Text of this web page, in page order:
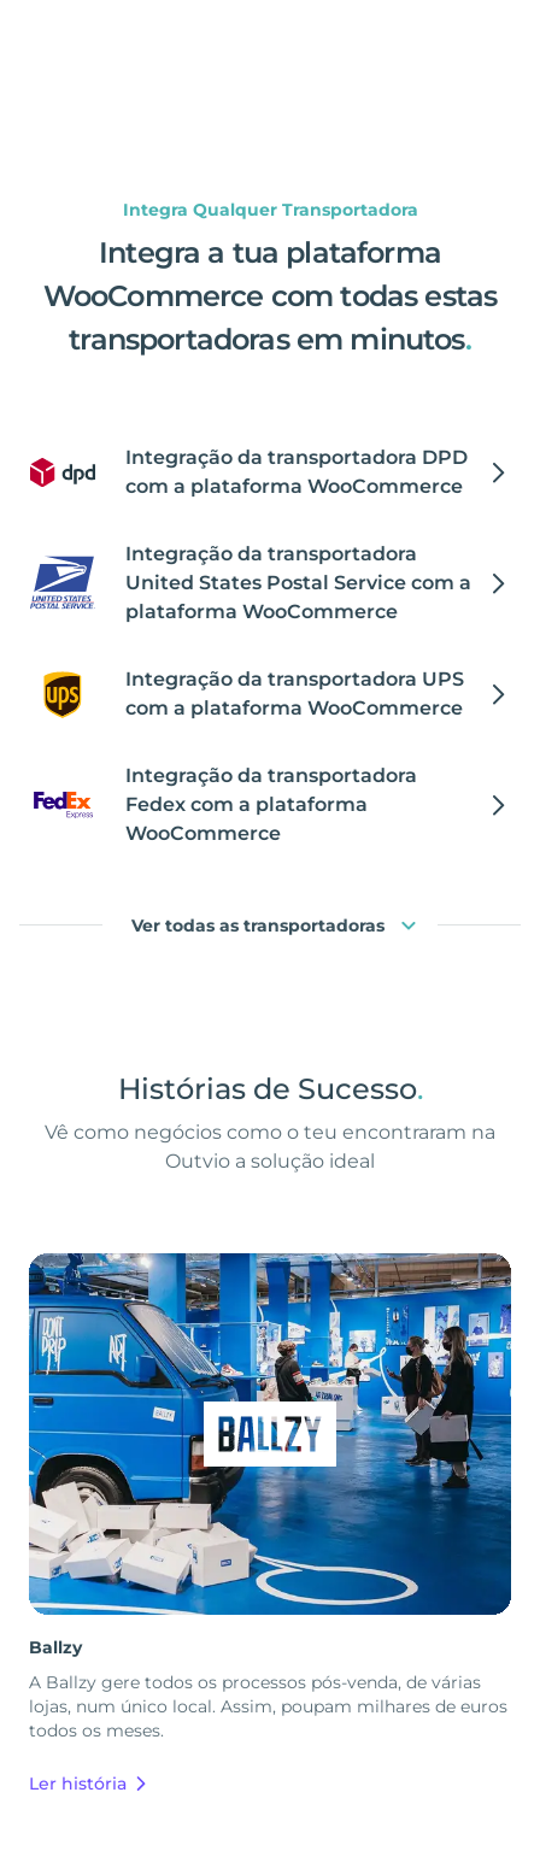
Integra Qualquer Transportadora
Integra a tua plataforma
WooCommerce com todas estas
transportadoras em minutos.
Integração da transportadora DPD
com a plataforma WooCommerce
Integração da transportadora
United States Postal Service com a
plataforma WooCommerce
Integração da transportadora UPS
com a plataforma WooCommerce
Integração da transportadora
Fedex com a plataforma
WooCommerce
Ver todas as transportadoras
Histórias de Sucesso.
Vê como negócios como o teu encontraram na
Outvio a solução ideal
Ballzy
A Ballzy gere todos os processos pós-venda, de várias
lojas, num único local. Assim, poupam milhares de euros
todos os meses.
Ler história